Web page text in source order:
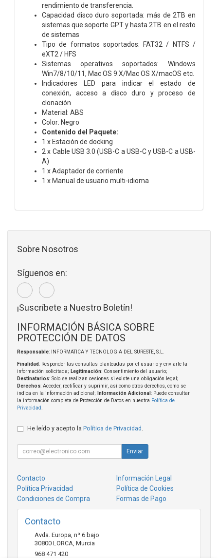
rendimiento de transferencia.
Capacidad disco duro soportada: más de 2TB en
sistemas que soporte GPT y hasta 2TB en el resto
de sistemas
Tipo de formatos soportados: FAT32 / NTFS /
eXT2 / HFS
Sistemas operativos soportados: Windows
Win7/8/10/11, Mac OS 9.X/Mac OS X/macOS etc.
Indicadores LED para indicar el estado de
conexión, acceso a disco duro y proceso de
clonación
Material: ABS
Color: Negro
Contenido del Paquete:
1 x Estación de docking
2 x Cable USB 3.0 (USB-C a USB-C y USB-C a USB-
A)
1 x Adaptador de corriente
1 x Manual de usuario multi-idioma
Sobre Nosotros
Síguenos en:
¡Suscríbete a Nuestro Boletín!
INFORMACIÓN BÁSICA SOBRE
PROTECCIÓN DE DATOS
Responsable: INFORMATICA Y TECNOLOGIA DEL SURESTE, S.L.
Finalidad: Responder las consultas planteadas por el usuario y enviarle la
información solicitada; Legitimación: Consentimiento del usuario;
Destinatarios: Solo se realizan cesiones si existe una obligación legal;
Derechos: Acceder, rectificar y suprimir, así como otros derechos, como se
indica en la información adicional;
Información Adicional : Puede consultar
la información completa de Protección de Datos en nuestra Política de
Privacidad
He leído y acepto la Política de Privacidad
Enviar
Contacto
Información Legal
Política Privacidad
Política de Cookies
Condiciones de Compra
Formas de Pago
Contacto
Avda. Europa, nº 6 bajo
30800 LORCA Murcia
968 471 420